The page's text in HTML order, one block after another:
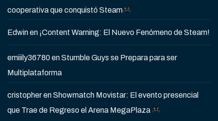
cooperativa que conquistó Steam
Edwinen ¡Content Warning: El Nuevo Fenómeno de Steam!
emiiily36780enStumble Guys se Prepara para ser
Multiplataforma
cristopherenShowmatch Movistar: El evento presencial
que Trae de Regreso el Arena MegaPlaza